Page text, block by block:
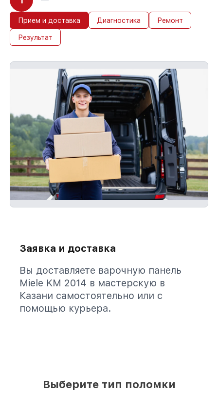
Прием и доставка Диагностика Ремонт
Результат
Заявка и доставка
Вы доставляете варочную панель
Miele KM 2014 в мастерскую в
Казани самостоятельно или с
помощью курьера.
Выберите тип поломки